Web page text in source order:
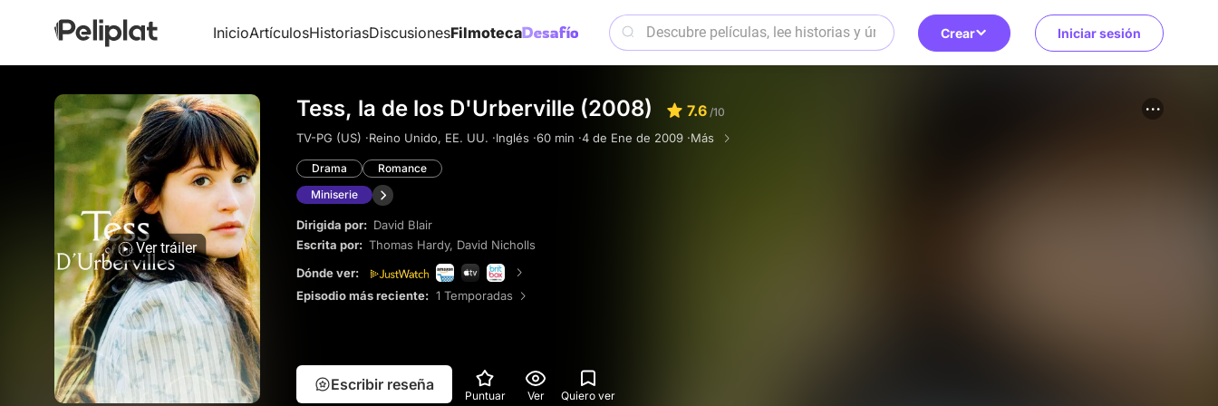
InicioArtículosHistoriasDiscusionesFilmoteca Crear Iniciar sesión
Ver tráiler
Tess, la de los D'Urberville (2008) 7.6 /10
TV-PG (US) ·Reino Unido, EE. UU. ·Inglés ·60 min ·4 de Ene de 2009 ·Más
Drama
Romance
Miniserie
Dirigida por: David Blair
Escrita por: Thomas Hardy, David Nicholls
Dónde ver:
Episodio más reciente: 1 Temporadas
Escribir reseña
Puntuar Ver Quiero ver